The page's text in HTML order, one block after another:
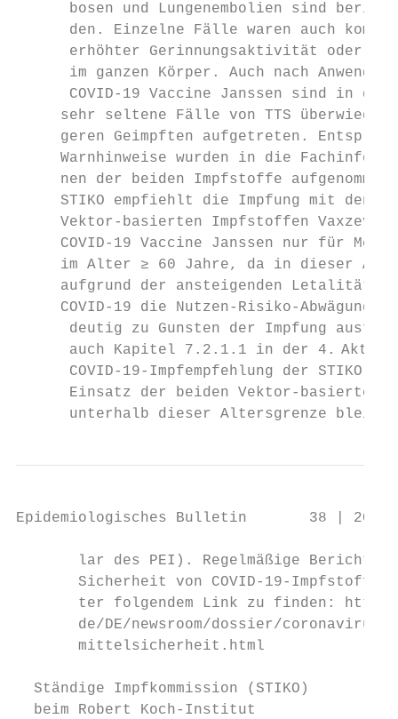
bosen und Lungenembolien sind
den. Einzelne Fälle waren auch
erhöhter Gerinnungsaktivität oder
im ganzen Körper. Auch nach
COVID-19 Vaccine Janssen sind in
sehr seltene Fälle von TTS
geren Geimpften aufgetreten.
Warnhinweise wurden in die
nen der beiden Impfstoffe
STIKO empfiehlt die Impfung mit den
Vektor-basierten Impfstoffen
COVID-19 Vaccine Janssen nur für
im Alter ≥ 60 Jahre, da in ­dieser
aufgrund der ansteigenden Letalität
­COVID-19 die Nutzen-Risiko-­Abwägung
deutig zu Gunsten der Impfung
auch Kapitel 7.2.1.1 in der 4.
COVID-19-Impfempfehlung der STIKO).
Einsatz der beiden ­Vektor-basierten
unterhalb dieser Altersgrenze
Epidemiologisches Bulletin       38 |
lar des PEI). Regelmäßige Berichte
Sicherheit von COVID-19-Impfstoffen
ter folgendem Link zu finden:
de/DE/newsroom/dossier/coronavirus/
       mittelsicherheit.html
  Ständige Impfkommission (STIKO)
  beim Robert Koch-Institut